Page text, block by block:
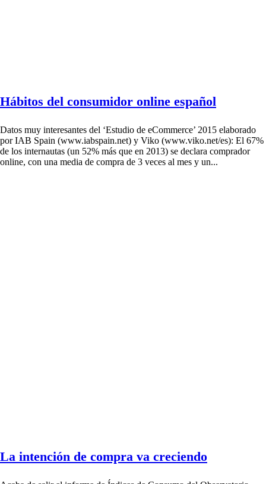
Hábitos del consumidor online español
Datos muy interesantes del ‘Estudio de eCommerce’ 2015 elaborado
por IAB Spain (www.iabspain.net) y Viko (www.viko.net/es): El 67%
de los internautas (un 52% más que en 2013) se declara comprador
online, con una media de compra de 3 veces al mes y un...
La intención de compra va creciendo